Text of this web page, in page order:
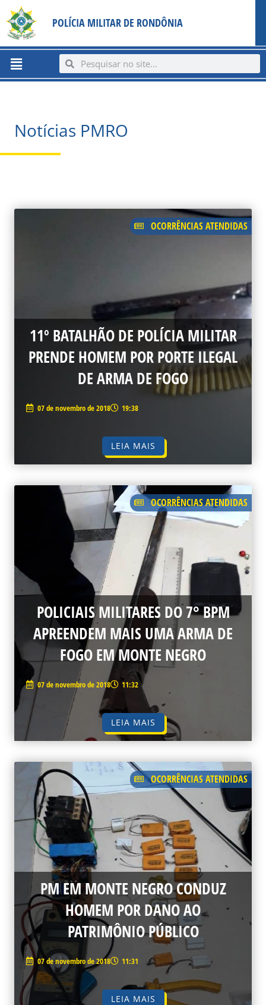
content
para
conteúdo
POLÍCIA MILITAR DE RONDÔNIA
Menu SearchSearch
Notícias PMRO
OCORRÊNCIAS ATENDIDAS
11º BATALHÃO DE POLÍCIA MILITAR
PRENDE HOMEM POR PORTE ILEGAL
DE ARMA DE FOGO
07 de novembro de 2018 19:38
LEIA MAIS
OCORRÊNCIAS ATENDIDAS
POLICIAIS MILITARES DO 7° BPM
APREENDEM MAIS UMA ARMA DE
FOGO EM MONTE NEGRO
07 de novembro de 2018 11:32
LEIA MAIS
OCORRÊNCIAS ATENDIDAS
PM EM MONTE NEGRO CONDUZ
HOMEM POR DANO AO
PATRIMÔNIO PÚBLICO
07 de novembro de 2018 11:31
LEIA MAIS
PAGEPAGEPAGEPAGEPAGEPAGEPAGEPAGE